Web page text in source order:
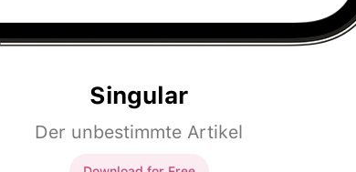
Singular
Der unbestimmte Artikel